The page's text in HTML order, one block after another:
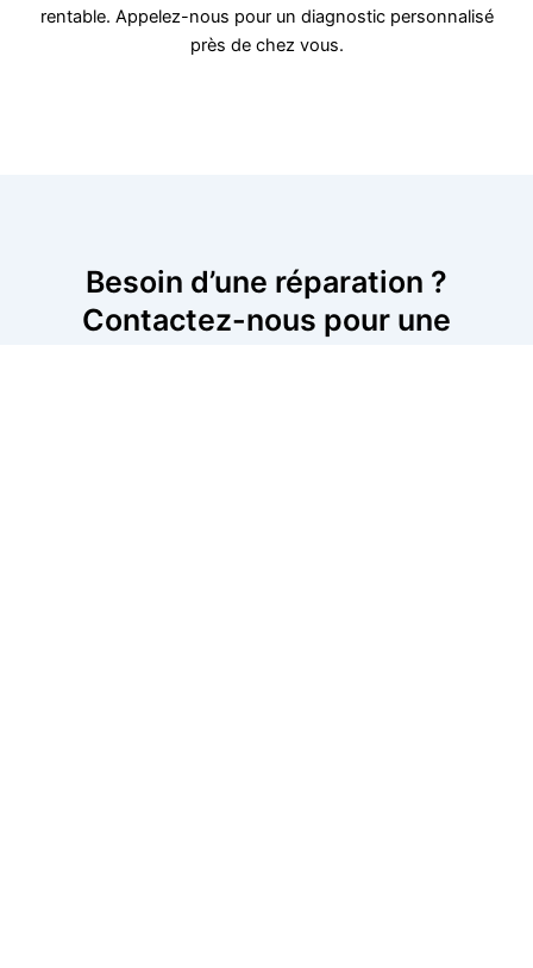
rentable. Appelez-nous pour un diagnostic personnalisé
près de chez vous.
Besoin d’une réparation ?
Contactez-nous pour une